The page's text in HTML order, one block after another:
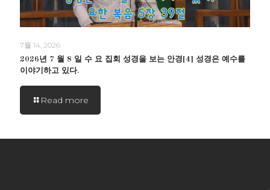
7월 14, 2026
2026년 7 월 8 일 수 요 집회 성경을 보는 안경[4] 성경은 예수를
이야기하고 있다.
Read more